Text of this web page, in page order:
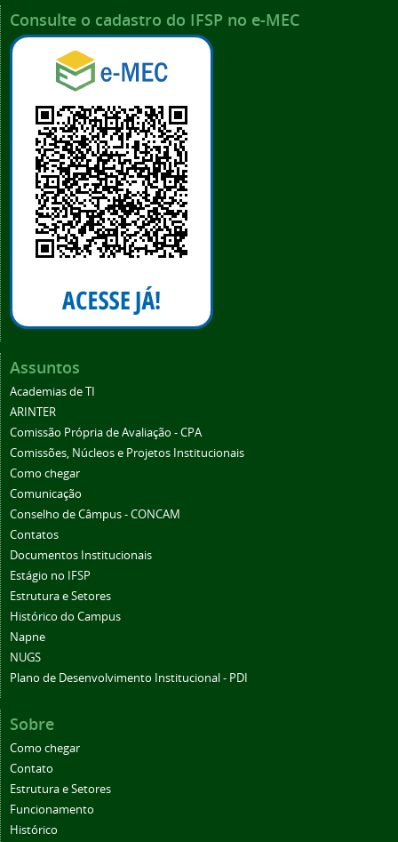
Consulte o cadastro do IFSP no e-MEC
Assuntos
Academias de TI
ARINTER
Comissão Própria de Avaliação - CPA
Comissões, Núcleos e Projetos Institucionais
Como chegar
Comunicação
Conselho de Câmpus - CONCAM
Contatos
Documentos Institucionais
Estágio no IFSP
Estrutura e Setores
Histórico do Campus
Napne
NUGS
Plano de Desenvolvimento Institucional - PDI
Sobre
Como chegar
Contato
Estrutura e Setores
Funcionamento
Histórico